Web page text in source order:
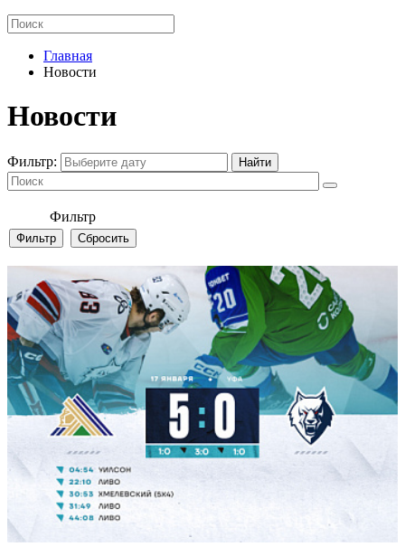
Главная
Новости
Новости
Фильтр:
Фильтр